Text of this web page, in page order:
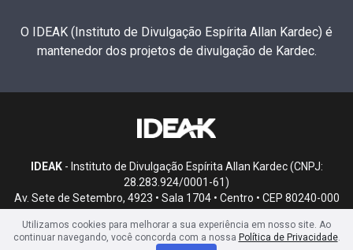
O IDEAK (Instituto de Divulgação Espírita Allan Kardec) é
mantenedor dos projetos de divulgação de Kardec.
IDEAK- Instituto de Divulgação Espírita Allan Kardec (CNPJ:
28.283.924/0001-61)
Av. Sete de Setembro, 4923 • Sala 1704 • Centro • CEP 80240-000
Utilizamos cookies para melhorar a sua experiência em nosso site. Ao
continuar navegando, você concorda com a nossa Política de Privacidade.